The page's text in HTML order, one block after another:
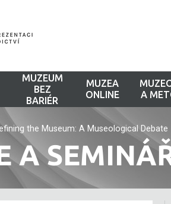
MUZEUM
BEZ
BARIÉR
MUZEA
ONLINE
A
the Museum: A Museological Debate
A